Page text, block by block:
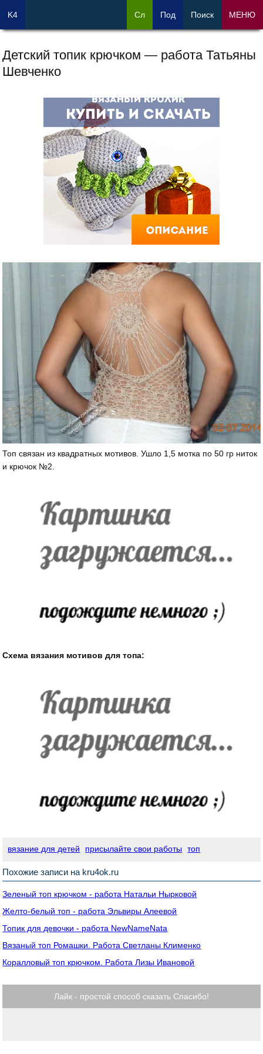
Детский топик крючком — работа Татьяны
Шевченко
Топ связан из квадратных мотивов. Ушло 1,5 мотка по 50 гр ниток
и крючок №2.
Схема вязания мотивов для топа:
вязание для детей присылайте свои работы топ
Похожие записи на kru4ok.ru
Зеленый топ крючком - работа Натальи Нырковой
Желто-белый топ - работа Эльвиры Алеевой
Топик для девочки - работа NewNameNata
Вязаный топ Ромашки. Работа Светланы Клименко
Коралловый топ крючком. Работа Лизы Ивановой
Лайк - простой способ сказать Спасибо!
K4 Сл Под Поиск МЕНЮ